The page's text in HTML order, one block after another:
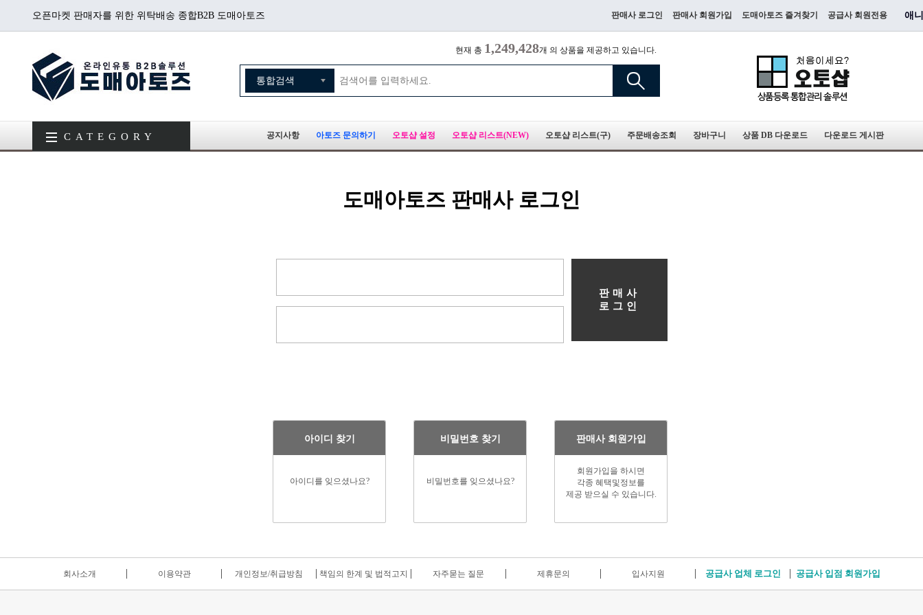
오픈마켓 판매자를 위한 위탁배송 종합B2B 도매아토즈 판매사 로그인 판매사 회원가입 도매아토즈 즐겨찾기 공급사 회원전용 애
현재 총 1,249,428개 의 상품을 제공하고 있습니다.
CATEGORY 공지사항 아토즈 문의하기 오토샵 설정 오토샵 리스트(NEW) 오토샵 리스트(구) 주문배송조회 장바구니 상품 DB 다운로드 다운로드 게시판
도매아토즈 판매사 로그인
판매사
로그인
아이디 찾기
아이디를 잊으셨나요?
비밀번호 찾기
비밀번호를 잊으셨나요?
판매사 회원가입
회원가입을 하시면
각종 혜택및정보를
제공 받으실 수 있습니다.
회사소개 이용약관 개인정보/취급방침 책임의 한계 및 법적고지 자주묻는 질문 제휴문의 입사지원 공급사 업체 로그인 공급사 입점 회원가입